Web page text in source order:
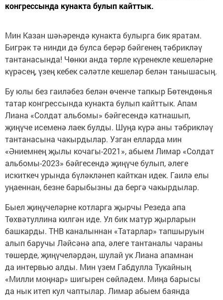
конгрессында кунакта булып кайттык.
Мин Казан шәһәрендә кунакта булырга бик яратам.
Бигрәк тә нинди дә булса берәр бәйгенең тәбрикләү
тантанасында! Чөнки анда төрле күренекле кешеләрне
күрәсең, үзең кебек сәләтле кешеләр белән танышасың.
Бу юлы без гаиләбез белән өченче тапкыр Бөтендөнья
татар конгрессында кунакта булып кайттык. Апам
Лиана «Солдат альбомы» бәйгесендә катнашып,
җиңүче исеменә лаек булды. Шуңа күрә аны тәбрикләү
тантанасына чакырдылар. Узган елларда мин
«Әниемнең җылы кочагы-2021», абыем Лимар «Солдат
альбомы-2023» бәйгесендә җиңүче булып, әлеге
искиткеч урында бүләкләнеп кайткан идек. Гаилә елы
уңаеннан, безне барыбызны да бергә чакырдылар.
Быел җиңүчеләрне котларга җырчы Резеда апа
Төхвәтуллина килгән иде. Ул бик матур җырларын
башкарды. ТНВ каналыннан «Татарлар» тапшыруын
алып баручы Ләйсәнә апа, әлеге тантаналы чараны
төшерде, җиңүчеләрдән, шулай ук Лиана апамнан
да интервью алды. Мин үзем Габдулла Тукайның
«Милли моңнар» шигырен сөйләдем. Миңа барысы
да нык итеп кул чаптылар. Лимар абыем баянда